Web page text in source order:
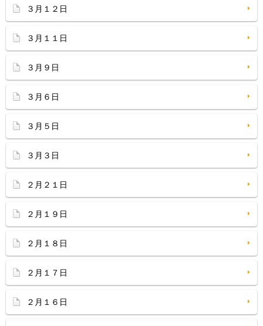
３月１２日
３月１１日
３月９日
３月６日
３月５日
３月３日
２月２１日
２月１９日
２月１８日
２月１７日
２月１６日